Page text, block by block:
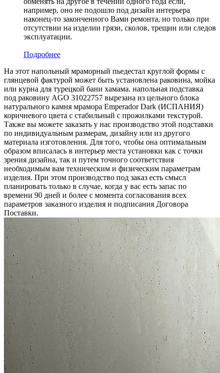
например, оно не подошло под дизайн интерьера
наконец-то законченного Вами ремонта, но только при
отсутствии на изделии грязи, сколов, трещин или следов
эксплуатации.
Подробнее
На этот напольный мраморный пьедестал круглой формы с
глянцевой фактурой может быть установлена раковина, мойка
или курна для турецкой бани хамама. напольная подставка
под раковину AGO 31022757 вырезана из цельного блока
натурального камня мрамора Emperador Dark (ИСПАНИЯ)
коричневого цвета c стабильный с прожилками текстурой.
Также вы можете заказать у нас производство этой подставки
по индивидуальным размерам, дизайну или из другого
материала изготовления. Для того, чтобы она оптимальным
образом вписалась в интерьер места установки как с точки
зрения дизайна, так и путем точного соответствия
необходимым вам техническим и физическим параметрам
изделия. При этом производство под заказ есть смысл
планировать только в случае, когда у вас есть запас по
времени 90 дней и более с момента согласования всех
параметров заказного изделия и подписания Договора
Поставки.